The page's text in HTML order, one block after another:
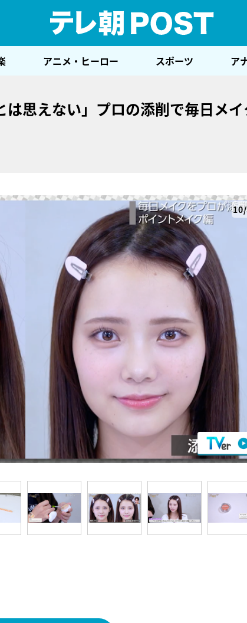
アニメ・ヒーロー スポーツ ア
思えない」プロの添削で毎日メ
『アイ＝ラブ！げー
E齋藤樹愛羅＆佐々
ビュー